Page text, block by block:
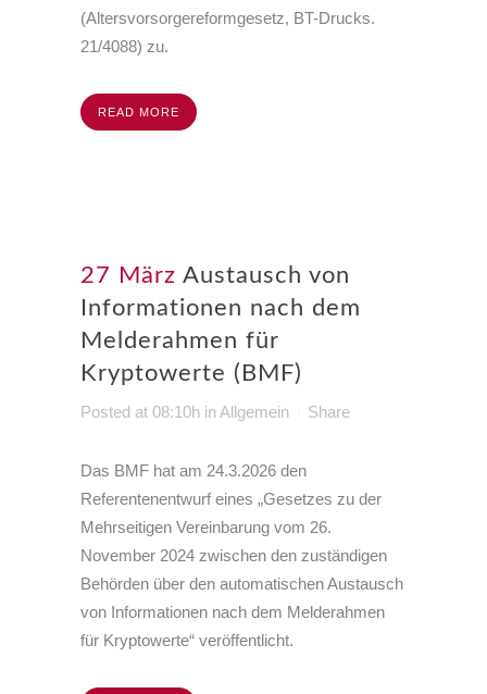
(Altersvorsorgereformgesetz, BT-Drucks.
21/4088) zu.
READ MORE
27 März Austausch von
Informationen nach dem
Melderahmen für
Kryptowerte (BMF)
Posted at 08:10h inAllgemein Share
Das BMF hat am 24.3.2026 den
Referentenentwurf eines „Gesetzes zu der
Mehrseitigen Vereinbarung vom 26.
November 2024 zwischen den zuständigen
Behörden über den automatischen Austausch
von Informationen nach dem Melderahmen
für Kryptowerte“ veröffentlicht.